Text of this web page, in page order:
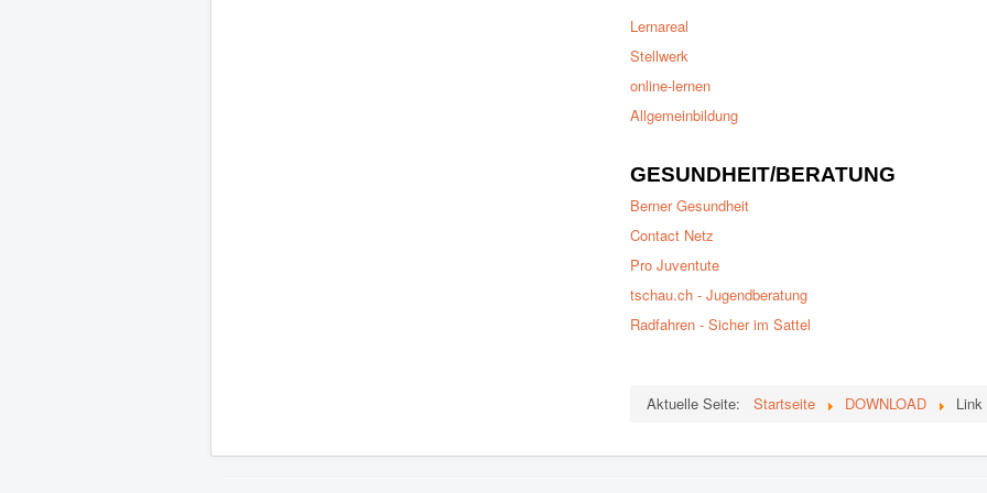
Lernareal
Stellwerk
online-lernen
Allgemeinbildung
GESUNDHEIT/BERATUNG
Berner Gesundheit
Contact Netz
Pro Juventute
tschau.ch - Jugendberatung
Radfahren - Sicher im Sattel
Aktuelle Seite: Startseite DOWNLOAD